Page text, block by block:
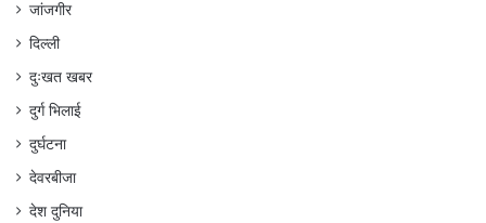
जांजगीर
दिल्ली
दुःखत खबर
दुर्ग भिलाई
दुर्घटना
देवरबीजा
देश दुनिया